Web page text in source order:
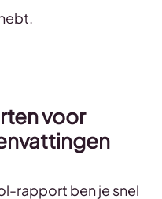
voor
rapport ben je snel